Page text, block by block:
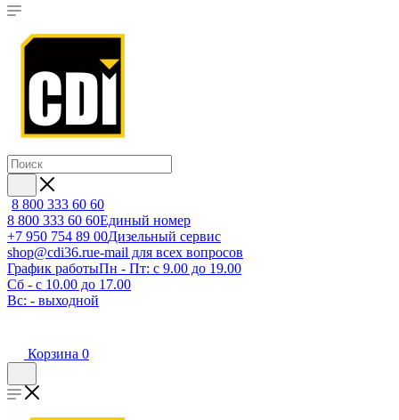
8 800 333 60 60
8 800 333 60 60Единый номер
+7 950 754 89 00Дизельный сервис
shop@cdi36.rue-mail для всех вопросов
График работыПн - Пт: с 9.00 до 19.00
Сб - с 10.00 до 17.00
Вс: - выходной
Корзина 0